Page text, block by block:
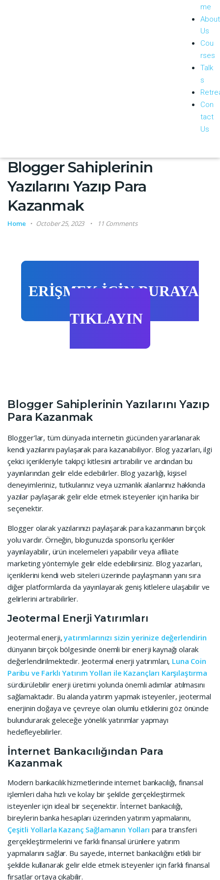
me
About
Us
Cou
rses
Talk
s
Con
tact
Us
Blogger Sahiplerinin
Yazılarını Yazıp Para
Kazanmak
Home October 25, 2023 11 Comments
ERİŞMEK İÇİN BURAYA
TIKLAYIN
Blogger Sahiplerinin Yazılarını Yazıp
Para Kazanmak
Blogger’lar, tüm dünyada internetin gücünden yararlanarak
kendi yazılarını paylaşarak para kazanabiliyor. Blog yazarları, ilgi
çekici içerikleriyle takipçi kitlesini artırabilir ve ardından bu
yayınlarından gelir elde edebilirler. Blog yazarlığı, kişisel
deneyimleriniz, tutkularınız veya uzmanlık alanlarınız hakkında
yazılar paylaşarak gelir elde etmek isteyenler için harika bir
seçenektir.
Blogger olarak yazılarınızı paylaşarak para kazanmanın birçok
yolu vardır. Örneğin, blogunuzda sponsorlu içerikler
yayınlayabilir, ürün incelemeleri yapabilir veya afiliate
marketing yöntemiyle gelir elde edebilirsiniz. Blog yazarları,
içeriklerini kendi web siteleri üzerinde paylaşmanın yanı sıra
diğer platformlarda da yayınlayarak geniş kitlelere ulaşabilir ve
gelirlerini artırabilirler.
Jeotermal Enerji Yatırımları
Jeotermal enerji,yatırımlarınızı sizin yerinize değerlendirin
dünyanın birçok bölgesinde önemli bir enerji kaynağı olarak
değerlendirilmektedir. Jeotermal enerji yatırımları, Luna Coin
Paribu ve Farklı Yatırım Yolları ile Kazançları Karşılaştırma
sürdürülebilir enerji üretimi yolunda önemli adımlar atılmasını
sağlamaktadır. Bu alanda yatırım yapmak isteyenler, jeotermal
enerjinin doğaya ve çevreye olan olumlu etkilerini göz önünde
bulundurarak geleceğe yönelik yatırımlar yapmayı
hedefleyebilirler.
İnternet Bankacılığından Para
Kazanmak
Modern bankacılık hizmetlerinde internet bankacılığı, finansal
işlemleri daha hızlı ve kolay bir şekilde gerçekleştirmek
isteyenler için ideal bir seçenektir. İnternet bankacılığı,
bireylerin banka hesapları üzerinden yatırım yapmalarını,
Çeşitli Yollarla Kazanç Sağlamanın Yolları para transferi
gerçekleştirmelerini ve farklı finansal ürünlere yatırım
yapmalarını sağlar. Bu sayede, internet bankacılığını etkili bir
şekilde kullanarak gelir elde etmek isteyenler için farklı finansal
fırsatlar ortaya çıkabilir.